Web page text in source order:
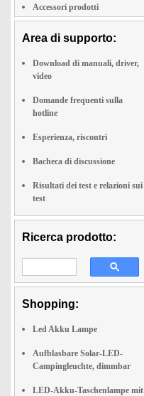
Accessori prodotti
Area di supporto:
Download di manuali, driver,
video
Domande frequenti sulla
hotline
Esperienza, riscontri
Bacheca di discussione
Risultati dei test e relazioni sui
test
Ricerca prodotto:
Shopping:
Led Akku Lampe
Aufblasbare Solar-LED-
Campingleuchte, dimmbar
LED-Akku-Taschenlampe mit